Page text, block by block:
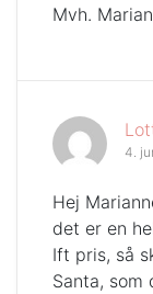
Mvh.
4.
Hej
det er en
Ift pris, så
Santa,